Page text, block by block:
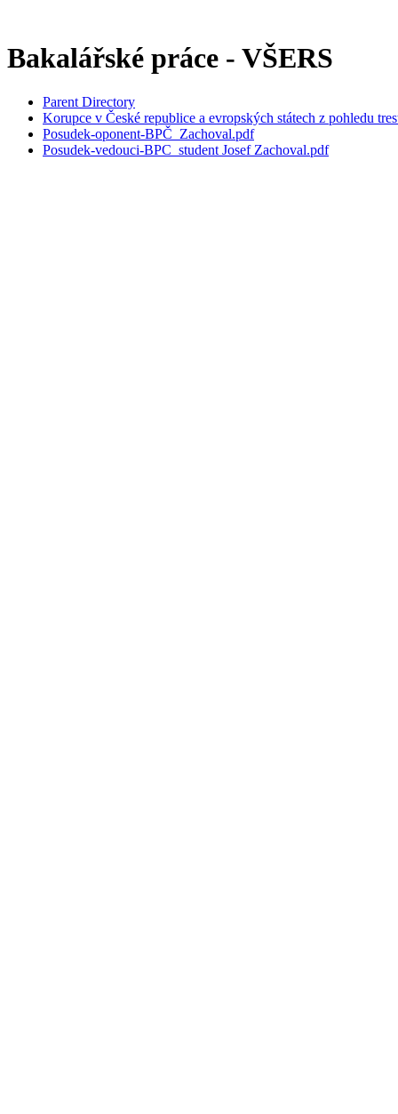
Bakalářské práce - VŠERS
Parent Directory
Korupce v České republice a evropských státech z pohledu
Posudek-oponent-BPČ_Zachoval.pdf
Posudek-vedouci-BPC_student Josef Zachoval.pdf